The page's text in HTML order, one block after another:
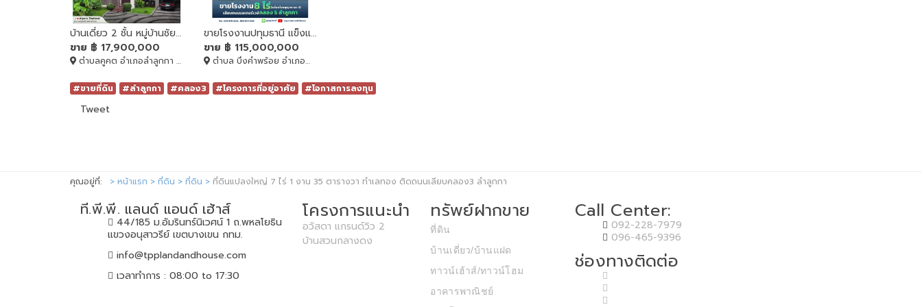
บ้านเดี่ยว 2 ชั้น หมู่บ้านชัยพฤกษ์รังสิต คลอง2
ขาย ฿ 17,900,000
ตำบลคูคต อำเภอลำลูกกา ปทุมธานี, ลำลูกกา, Pathum Thani, 12130
ขายโรงงานปทุมธานี แข็งแรง คุณภาพสูง เนื้อที่ประมาณ 8 ไร่ (พร้อมใบอนุญาต รง.4)
ขาย ฿ 115,000,000
ตำบล บึงคำพร้อย อำเภอลำลูกกา ปทุมธานี, ลำลูกกา, Pathum Thani, 12150
#ขายที่ดิน #ลำลูกกา #คลอง3 #โครงการที่อยู่อาศัย #โอกาสการลงทุน
Tweet
คุณอยู่ที่: หน้าแรก ที่ดิน ที่ดิน ที่ดินแปลงใหญ่ 7 ไร่ 1 งาน 35 ตารางวา ทำเลทอง ติดถนนเลียบคลอง3 ลำลูกกา
ที.พี.พี. แลนด์ แอนด์ เฮ้าส์
44/185 ม.อัมรินทร์นิเวศน์ 1 ถ.พหลโยธิน
แขวงอนุสาวรีย์ เขตบางเขน กทม.
info@tpplandandhouse.com
เวลาทำการ : 08:00 to 17:30
โครงการแนะนำ
อวัสดา แกรนด์วิว 2
บ้านสวนกลางดง
ทรัพย์ฝากขาย
ที่ดิน
บ้านเดี่ยว/บ้านแฝด
ทาวน์เฮ้าส์/ทาวน์โฮม
อาคารพาณิชย์
Call Center:
092-228-7979
096-465-9396
ช่องทางติดต่อ